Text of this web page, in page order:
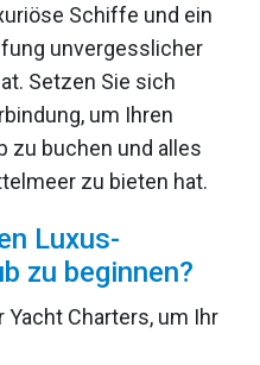
Schiffe und ein
unvergesslicher
Setzen Sie sich
um Ihren
zu buchen und alles
zu bieten hat.
Luxus-
zu beginnen?
Yacht Charters, um Ihr